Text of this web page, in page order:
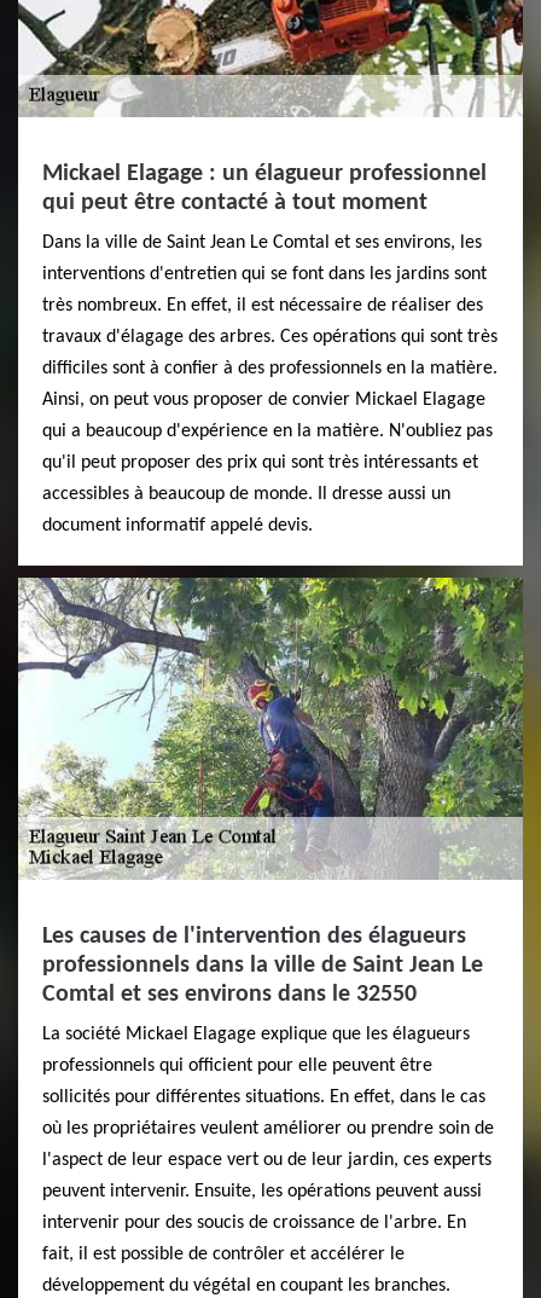
Mickael Elagage : un élagueur professionnel
qui peut être contacté à tout moment
Dans la ville de Saint Jean Le Comtal et ses environs, les
interventions d'entretien qui se font dans les jardins sont
très nombreux. En effet, il est nécessaire de réaliser des
travaux d'élagage des arbres. Ces opérations qui sont très
difficiles sont à confier à des professionnels en la matière.
Ainsi, on peut vous proposer de convier Mickael Elagage
qui a beaucoup d'expérience en la matière. N'oubliez pas
qu'il peut proposer des prix qui sont très intéressants et
accessibles à beaucoup de monde. Il dresse aussi un
document informatif appelé devis.
Les causes de l'intervention des élagueurs
professionnels dans la ville de Saint Jean Le
Comtal et ses environs dans le 32550
La société Mickael Elagage explique que les élagueurs
professionnels qui officient pour elle peuvent être
sollicités pour différentes situations. En effet, dans le cas
où les propriétaires veulent améliorer ou prendre soin de
l'aspect de leur espace vert ou de leur jardin, ces experts
peuvent intervenir. Ensuite, les opérations peuvent aussi
intervenir pour des soucis de croissance de l'arbre. En
fait, il est possible de contrôler et accélérer le
développement du végétal en coupant les branches.